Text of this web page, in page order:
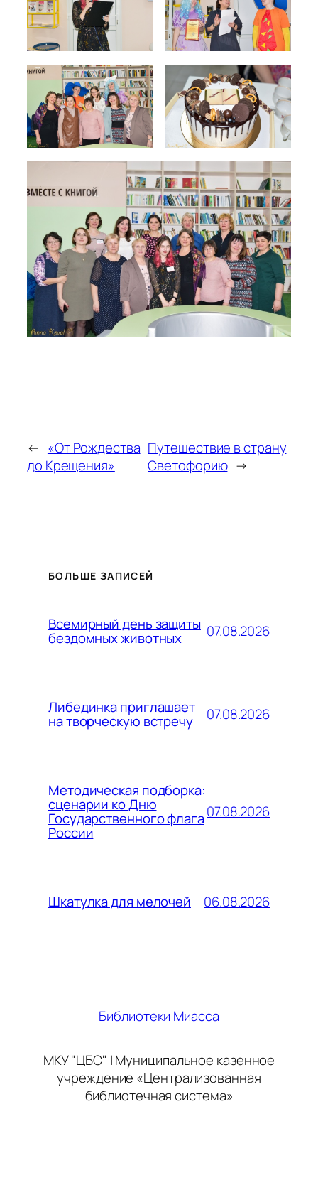
← «От Рождества
до Крещения»
Путешествие в страну
Светофорию →
БОЛЬШЕ ЗАПИСЕЙ
Всемирный день защиты
бездомных животных 07.08.2026
Либединка приглашает
на творческую встречу 07.08.2026
Методическая подборка:
сценарии ко Дню
Государственного флага
России
07.08.2026
Шкатулка для мелочей 06.08.2026
Библиотеки Миасса
МКУ "ЦБС" | Муниципальное казенное
учреждение «Централизованная
библиотечная система»